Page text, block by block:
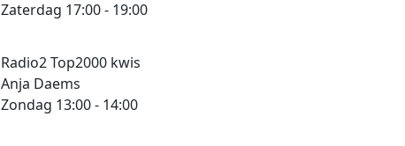
Zaterdag 17:00 - 19:00
Radio2 Top2000 kwis
Anja Daems
Zondag 13:00 - 14:00